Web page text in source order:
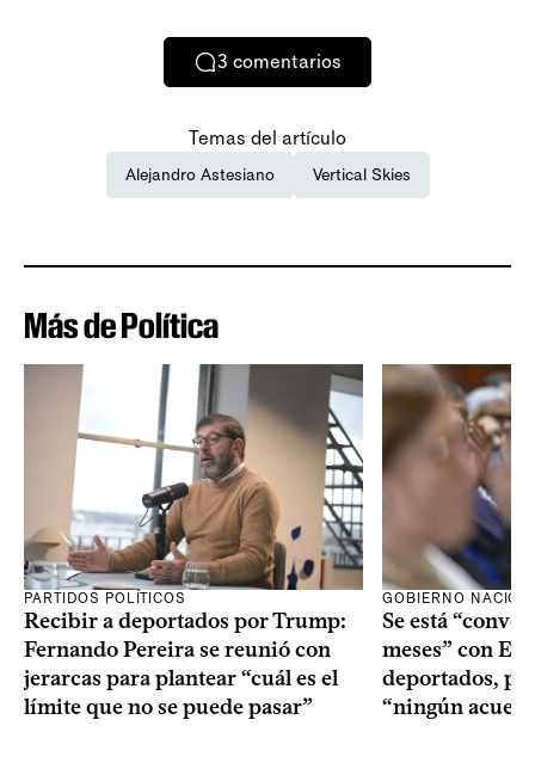
3 comentarios
Temas del artículo
Alejandro Astesiano Vertical Skies
Más de Política
PARTIDOS POLÍTICOS
Recibir a deportados por Trump:
Fernando Pereira se reunió con
jerarcas para plantear “cuál es el
límite que no se puede pasar”
GOBIERNO
Se está
meses” con
deportados,
“ningún